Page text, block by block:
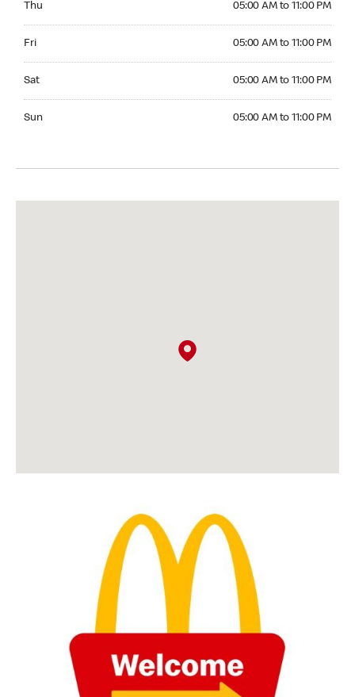
Thu 05:00 AM to 11:00 PM
Fri 05:00 AM to 11:00 PM
Sat 05:00 AM to 11:00 PM
Sun 05:00 AM to 11:00 PM